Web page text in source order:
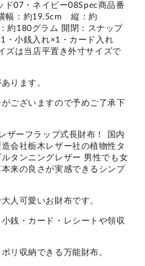
07・ネイビー08Spec商品番
幅：約19.5cm 縦：約
180グラム 開閉：スナップ
・小銭入れ×1・カード入れ
は当店平置き外寸サイズで
ります。
ございますので予めご了承下
ザーフラップ式長財布！ 国内
会社栃木レザー社の植物性タ
タンニングレザー 男性でも女
来の良さが実感できるシンプ
人可愛いお財布です。
銭・カード・レシートや領収
リ収納できる万能財布。